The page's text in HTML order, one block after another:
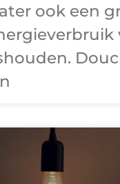
ook een